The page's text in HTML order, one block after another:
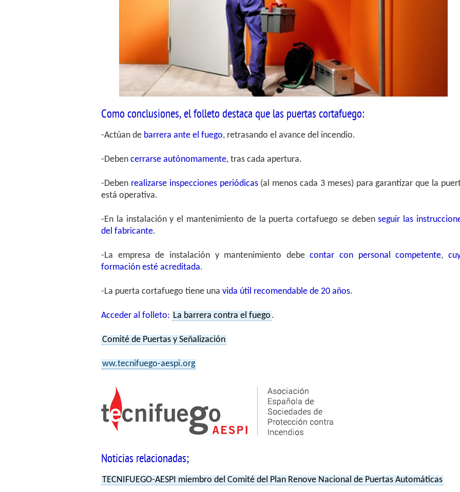
Como conclusiones, el folleto destaca que las puertas cortafuego:
-Actúan de barrera ante el fuego, retrasando el avance del incendio.
-Deben cerrarse autónomamente, tras cada apertura.
-Deben realizarse inspecciones periódicas(al menos cada 3 meses) para garantizar que la
está operativa.
-En la instalación y el mantenimiento de la puerta cortafuego se debenseguir las
del fabricante.
-La empresa de instalación y mantenimiento debecontar con personal competente,
formación esté acreditada.
-La puerta cortafuego tiene una vida útil recomendable de 20 años.
Acceder al folleto: La barrera contra el fuego .
Comité de Puertas y Señalización
ww.tecnifuego-aespi.org
Noticias relacionadas;
TECNIFUEGO-AESPI miembro del Comité del Plan Renove Nacional de Puertas Automáticas